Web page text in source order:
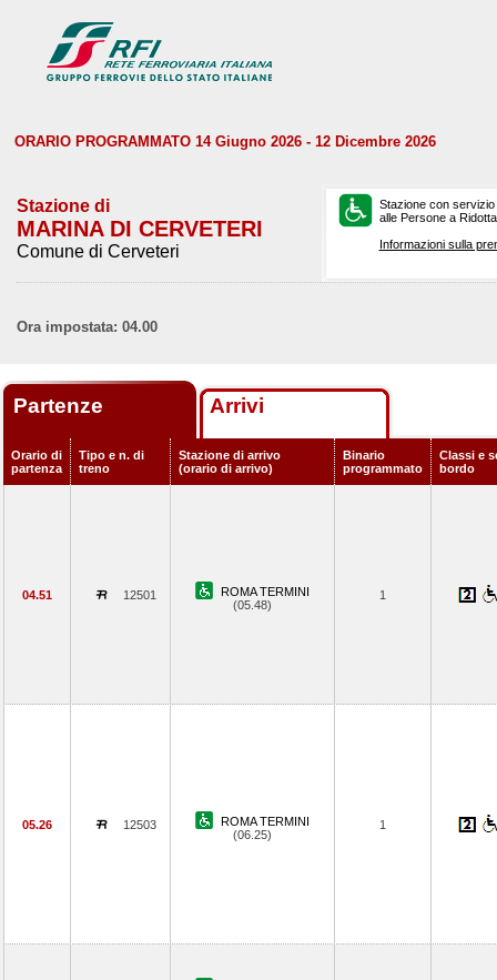
ORARIO PROGRAMMATO 14 Giugno 2026 - 12 Dicembre 2026
Stazione di
MARINA DI CERVETERI
Comune di Cerveteri
Stazione con
alle Persone a
Informazioni sulla
Ora impostata: 04.00
Partenze Arrivi
Orario di
partenza
Tipo e n. di
treno
Stazione di arrivo
(orario di arrivo)
Binario
programmato
Classi e
bordo
04.51 12501
ROMA TERMINI
(05.48)
1
05.26 12503
ROMA TERMINI
(06.25)
1